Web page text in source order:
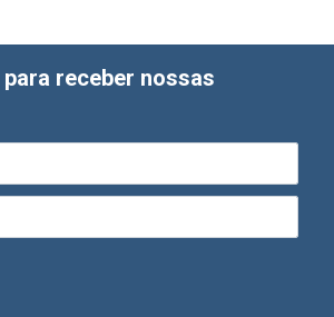
receber nossas